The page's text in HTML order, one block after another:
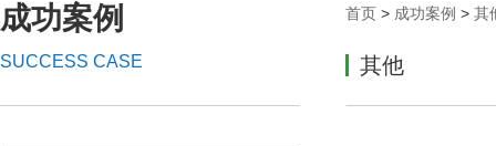
成功案例
SUCCESS CASE
首页 > 成功案例 > 其
其他